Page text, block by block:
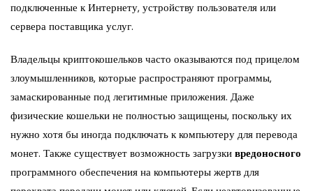
подключенные к Интернету, устройству пользователя или
сервера поставщика услуг.
Владельцы криптокошельков часто оказываются под прицелом
злоумышленников, которые распространяют программы,
замаскированные под легитимные приложения. Даже
физические кошельки не полностью защищены, поскольку их
нужно хотя бы иногда подключать к компьютеру для перевода
монет. Также существует возможность загрузки вредоносного
программного обеспечения на компьютеры жертв для